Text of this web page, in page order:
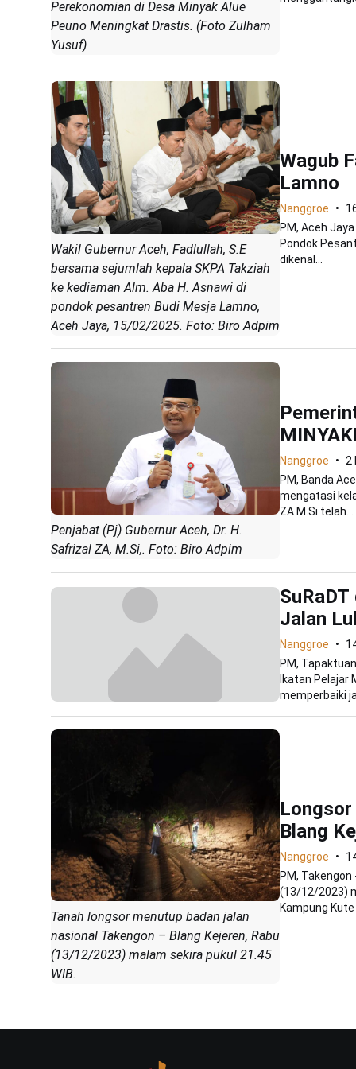
Perekonomian di Desa Minyak Alue
Peuno Meningkat Drastis. (Foto Zulham
Yusuf)
Wakil Gubernur Aceh, Fadlullah, S.E
bersama sejumlah kepala SKPA Takziah
ke kediaman Alm. Aba H. Asnawi di
pondok pesantren Budi Mesja Lamno,
Aceh Jaya, 15/02/2025. Foto: Biro Adpim
Wagub
Lamno
Nanggroe
PM, Aceh
Pondok
dikenal...
Penjabat (Pj) Gubernur Aceh, Dr. H.
Safrizal ZA, M.Si,. Foto: Biro Adpim
Nanggroe
2
PM, Banda
mengatasi
ZA M.Si telah...
Jalan
Nanggroe
PM,
Ikatan
memperbaiki
Tanah longsor menutup badan jalan
nasional Takengon – Blang Kejeren, Rabu
(13/12/2023) malam sekira pukul 21.45
WIB.
Blang
Nanggroe
PM,
(13/12/2023)
Kampung Kute